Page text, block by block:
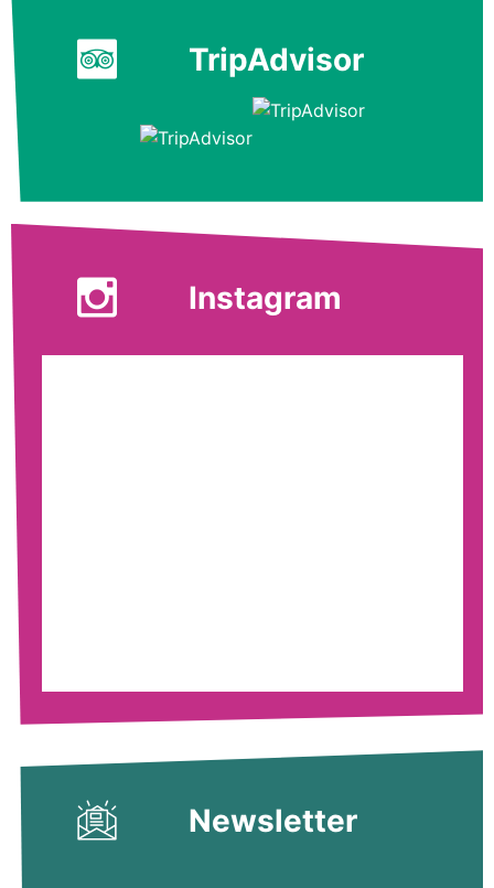
TripAdvisor
Instagram
Newsletter